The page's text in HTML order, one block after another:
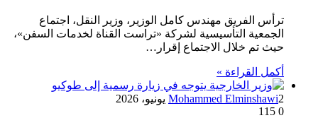
ترأس الفريق مهندس كامل الوزير، وزير النقل، اجتماع
الجمعية التأسيسية لشركة «تراست القناة لخدمات السفن»،
حيث تم خلال الاجتماع إقرار…
أكمل القراءة »
Mohammed Elminshawi2 يونيو، 2026
0